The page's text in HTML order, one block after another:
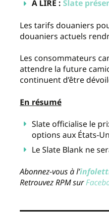
À LIRE : Slate
Les tarifs douaniers
douaniers actuels
Les consommateurs
attendre la future
continuent d’être
En résumé
Slate officialise le
options aux États-
Le Slate Blank ne
Abonnez-vous à l’
Retrouvez RPM sur